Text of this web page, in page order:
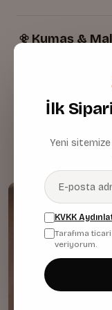
Kumaş &
Bakım &
İlk
Yeni
KVKK
Tarafıma
veriyorum.